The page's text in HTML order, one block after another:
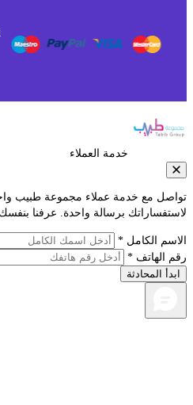
خدمة العملاء
مع خدمة عملاء مجموعة طبيب
برسالة واحدة. عرفنا بنفسك أو
الكامل *
الهاتف *
المحادثة